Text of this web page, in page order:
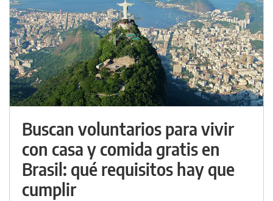
Buscan voluntarios para vivir
con casa y comida gratis en
Brasil: qué requisitos hay que
cumplir